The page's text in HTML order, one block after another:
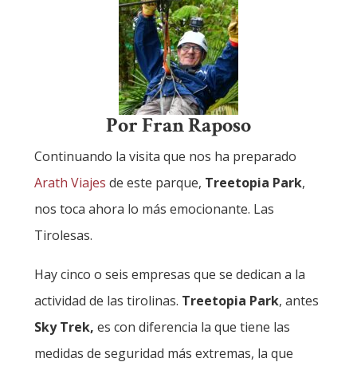
Por Fran Raposo
Continuando la visita que nos ha preparado
Arath Viajes de este parque, Treetopia Park,
nos toca ahora lo más emocionante. Las
Tirolesas.
Hay cinco o seis empresas que se dedican a la
actividad de las tirolinas. Treetopia Park, antes
Sky Trek, es con diferencia la que tiene las
medidas de seguridad más extremas, la que